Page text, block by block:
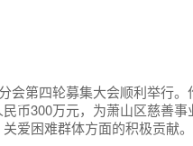
会第四轮募集大会顺利举行
币300万元，为萧山区慈善
爱困难群体方面的积极贡献